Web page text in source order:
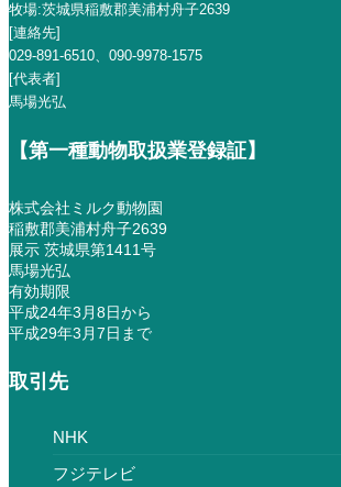
牧場:茨城県稲敷郡美浦村舟子2639
[連絡先]
029-891-6510、 090-9978-1575
[代表者]
馬場光弘
【第一種動物取扱業登録証】
株式会社ミルク動物園
稲敷郡美浦村舟子2639
展示 茨城県第1411号
馬場光弘
有効期限
平成24年3月8日から
平成29年3月7日まで
取引先
NHK
フジテレビ